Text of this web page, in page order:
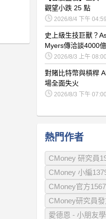
觀望小跌 25 點
2026/8/4 下午
史上級生技巨獸？
Myers傳洽談4000
球醫藥版圖
2026/8/3 上午
對賭比特幣與槓桿
場全面失火
2026/8/3 下午
熱門作者
CMoney 研究員
CMoney 小編
CMoney官方
CMoney研究員
愛德恩 - 小朋友